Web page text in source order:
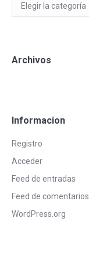
Blog
Archivos
Informacion
Registro
Acceder
Feed de entradas
Feed de comentarios
WordPress.org